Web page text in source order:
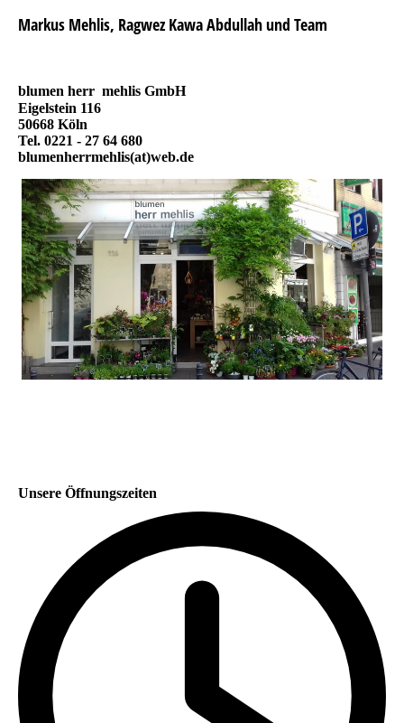
Markus Mehlis, Ragwez Kawa Abdullah und Team
blumen herr mehlis GmbH
Eigelstein 116
50668 Köln
Tel. 0221 - 27 64 680
blumenherrmehlis(at)web.de
Unsere Öffnungszeiten